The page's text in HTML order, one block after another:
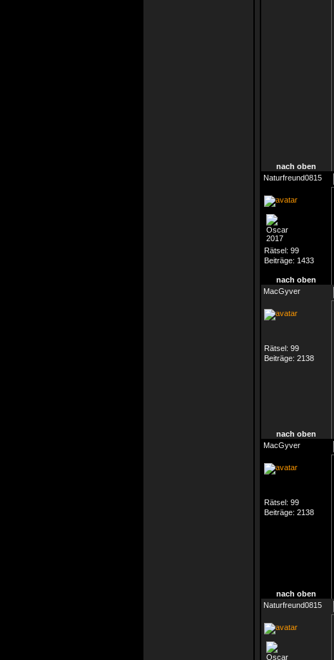
nach oben
Naturfreund0815
Rätsel: 99
Beiträge: 1433
nach oben
MacGyver
Rätsel: 99
Beiträge: 2138
nach oben
MacGyver
Rätsel: 99
Beiträge: 2138
nach oben
Naturfreund0815